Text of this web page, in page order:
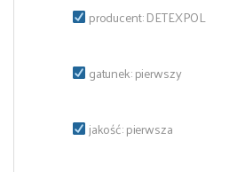
producent: DETEXPOL
gatunek: pierwszy
jakość: pierwsza